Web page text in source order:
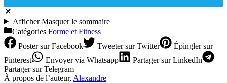
AfficherMasquerle sommaire
Catégories Forme et Fitness
Postersur Facebook Tweetersur Twitter Épinglersur
Pinterest
Envoyervia Whatsapp Partagersur LinkedIn
Partagersur Telegram
À propos de l’auteur, Alexandre